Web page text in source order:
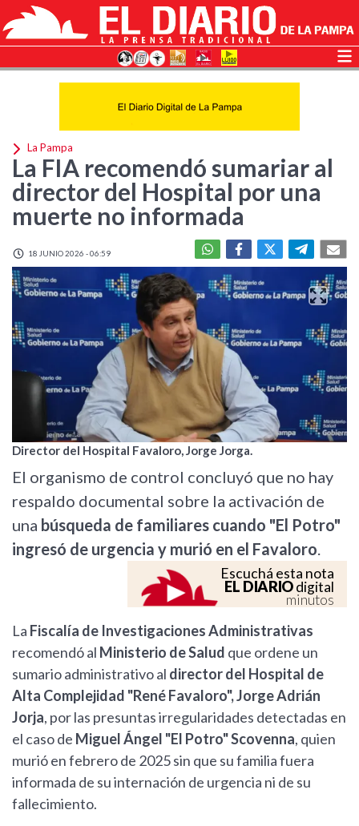
La Pampa
La FIA recomendó sumariar al
director del Hospital por una
muerte no informada
18 JUNIO 2026 - 06:59
Director del Hospital Favaloro, Jorge Jorga.
El organismo de control concluyó que no hay
respaldo documental sobre la activación de
una búsqueda de familiares cuando "El Potro"
ingresó de urgencia y murió en el Favaloro.
Escuchá esta nota
EL DIARIOdigital
minutos
La Fiscalía de Investigaciones Administrativas
recomendó al Ministerio de Salud que ordene un
sumario administrativo al director del Hospital de
Alta Complejidad "René Favaloro", Jorge Adrián
Jorja, por las presuntas irregularidades detectadas en
el caso de Miguel Ángel "El Potro" Scovenna, quien
murió en febrero de 2025 sin que su familia fuera
informada de su internación de urgencia ni de su
fallecimiento.